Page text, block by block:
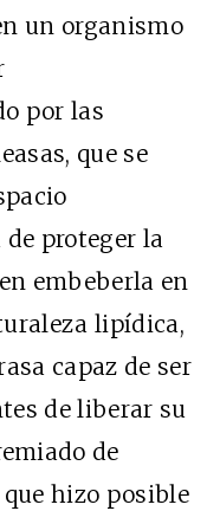
un organismo
por las
que se
proteger la
embeberla en
lipídica,
capaz de ser
de liberar su
de
hizo posible